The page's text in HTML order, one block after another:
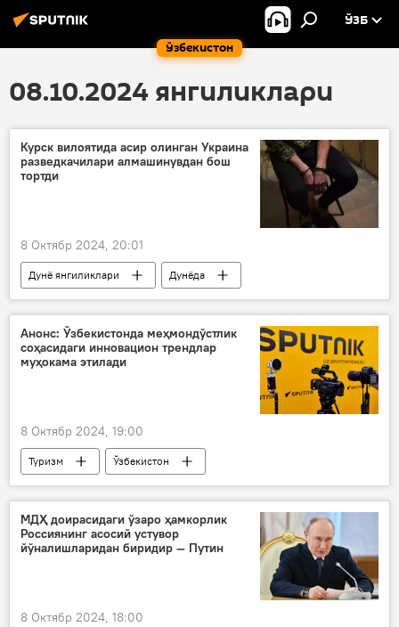
Ўзбекистон
ЎЗБ
08.10.2024 янгиликлари
Курск вилоятида асир олинган Украина
разведкачилари алмашинувдан бош
тортди
8 Октябр 2024, 20:01
Дунё янгиликлари
Дунёда
Россия
Украина
ҳарбийлар
ҳарбий
Россиянинг Донбассдаги махсус ҳарбий операцияси
Анонс: Ўзбекистонда меҳмондўстлик
соҳасидаги инновацион трендлар
муҳокама этилади
8 Октябр 2024, 19:00
Туризм
Ўзбекистон
меҳмонхона
матбуот-анжуман
Матбуот маркази
МДҲ доирасидаги ўзаро ҳамкорлик
Россиянинг асосий устувор
йўналишларидан биридир — Путин
8 Октябр 2024, 18:00